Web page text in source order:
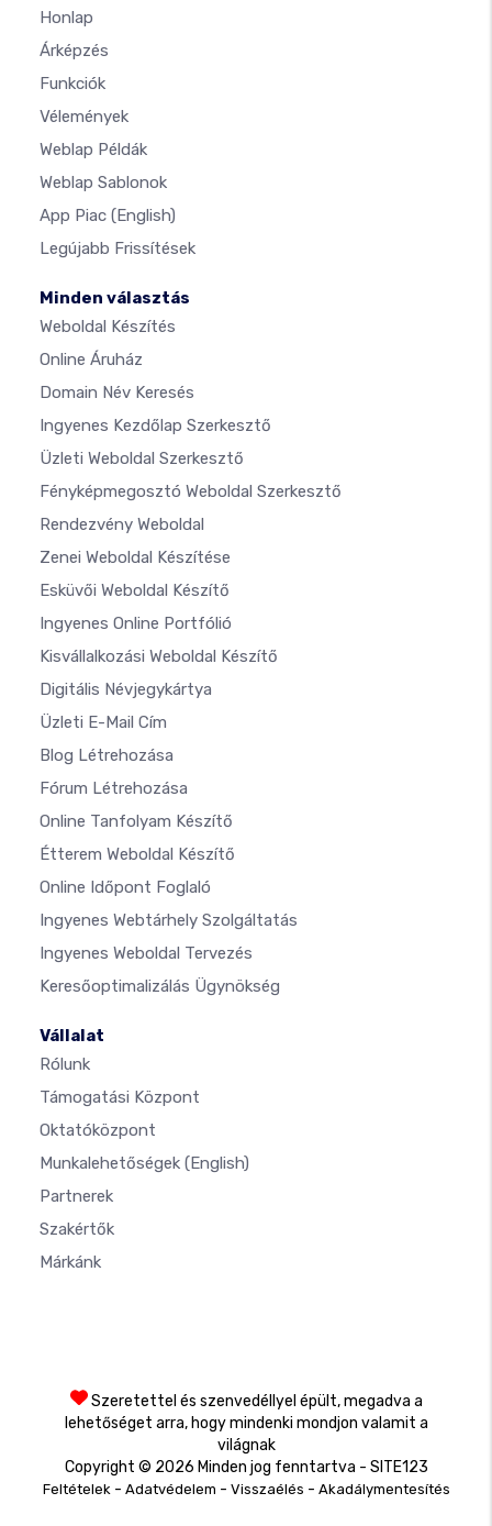
Honlap
Árképzés
Funkciók
Vélemények
Weblap Példák
Weblap Sablonok
App Piac (English)
Legújabb Frissítések
Minden választás
Weboldal Készítés
Online Áruház
Domain Név Keresés
Ingyenes Kezdőlap Szerkesztő
Üzleti Weboldal Szerkesztő
Fényképmegosztó Weboldal Szerkesztő
Rendezvény Weboldal
Zenei Weboldal Készítése
Esküvői Weboldal Készítő
Ingyenes Online Portfólió
Kisvállalkozási Weboldal Készítő
Digitális Névjegykártya
Üzleti E-Mail Cím
Blog Létrehozása
Fórum Létrehozása
Online Tanfolyam Készítő
Étterem Weboldal Készítő
Online Időpont Foglaló
Ingyenes Webtárhely Szolgáltatás
Ingyenes Weboldal Tervezés
Keresőoptimalizálás Ügynökség
Vállalat
Rólunk
Támogatási Központ
Oktatóközpont
Munkalehetőségek (English)
Partnerek
Szakértők
Márkánk
Szeretettel és szenvedéllyel épült, megadva a
lehetőséget arra, hogy mindenki mondjon valamit a
világnak
Copyright © 2026 Minden jog fenntartva - SITE123
Feltételek- Adatvédelem - Visszaélés - Akadálymentesítés